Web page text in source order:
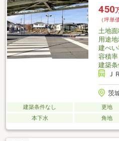
工事、地盤調査、ライフライン引
ます・売主様の契約不適合責任免
やご不明点等ございましたらお気軽
450
（坪単
土地
用途
建ぺ
容積率
建築
Ｊ
茨
建築条件なし 更地
本下水
角地